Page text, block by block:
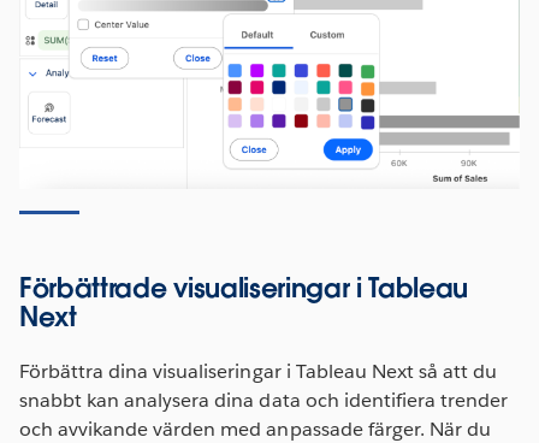
Förbättrade visualiseringar i Tableau
Next
Förbättra dina visualiseringar i Tableau Next så att du
snabbt kan analysera dina data och identifiera trender
och avvikande värden med anpassade färger. När du